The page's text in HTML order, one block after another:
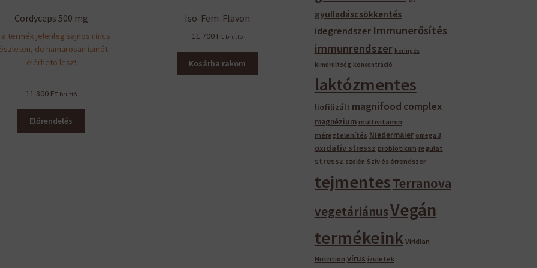
Cordyceps 500 mg
a termék jelenleg sajnos nincs
de hamarosan ismét
elérhető lesz!
11 300 Ft bruttó
Előrendelés
Iso-Fem-Flavon
11 700 Ft bruttó
Kosárba rakom
gyulladáscsökkentés
idegrendszer Immunerősítés
immunrendszer keringés
kimerültség koncentráció
laktózmentes
liofilizált magnifood complex
magnézium multivitamin
méregtelenítés Niedermaier omega 3
oxidatív stressz probiotikum regulat
stressz szelén Szív és érrendszer
tejmentesTerranova
vegetáriánusVegán
termékeink Viridian
Nutrition vírus ízületek